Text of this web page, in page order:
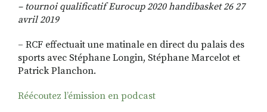
– tournoi qualificatif Eurocup 2020 handibasket 26 27
avril 2019
– RCF effectuait une matinale en direct du palais des
sports avec Stéphane Longin, Stéphane Marcelot et
Patrick Planchon.
Réécoutez l’émission en podcast